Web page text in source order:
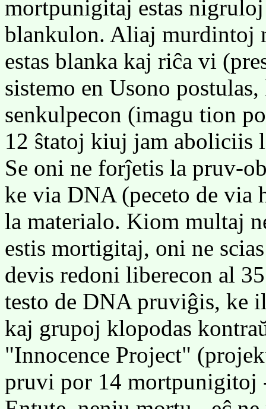
mortpunigitaj estas
blankulon. Aliaj murdintoj
estas blanka kaj riĉa vi
sistemo en Usono
senkulpecon (imagu tion
12 ŝtatoj kiuj jam aboliciis
Se oni ne forĵetis la pruv-
ke via DNA (peceto de via
la materialo. Kiom multaj
estis mortigitaj, oni ne
devis redoni liberecon al
testo de DNA pruviĝis, ke
kaj grupoj klopodas
"Innocence Project"
pruvi por 14 mortpunigitoj